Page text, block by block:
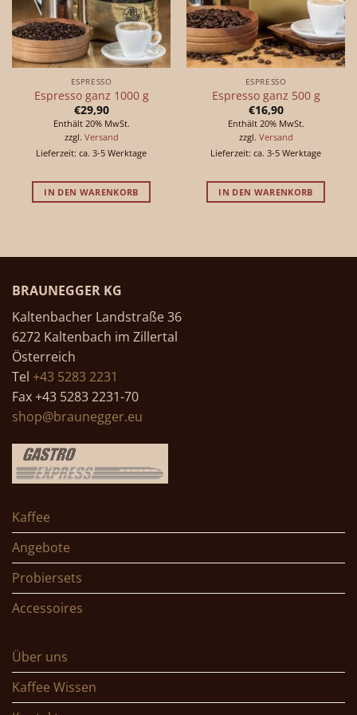
ESPRESSO
Espresso ganz 1000 g
€29,90
Enthält 20% MwSt.
zzgl. Versand
Lieferzeit: ca. 3-5 Werktage
IN DEN WARENKORB
ESPRESSO
Espresso ganz 500 g
€16,90
Enthält 20% MwSt.
zzgl. Versand
Lieferzeit: ca. 3-5 Werktage
IN DEN WARENKORB
BRAUNEGGER KG
Kaltenbacher Landstraße 36
6272 Kaltenbach im Zillertal
Österreich
Tel +43 5283 2231
Fax +43 5283 2231-70
shop@braunegger.eu
Kaffee
Angebote
Probiersets
Accessoires
Über uns
Kaffee Wissen